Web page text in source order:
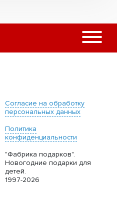
Согласие на обработку
персональных данных
Политика
конфиденциальности
"Фабрика подарков".
Новогодние подарки для
детей.
1997-2026